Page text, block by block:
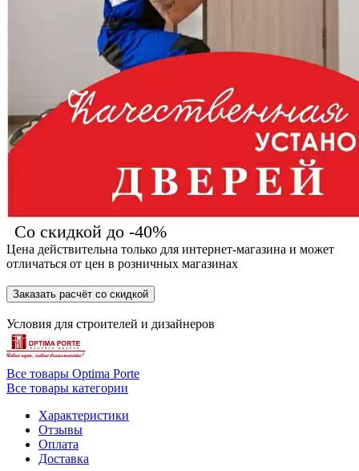
Со скидкой до -40%
Цена действительна только для интернет-магазина и может
отличаться от цен в розничных магазинах
Заказать расчёт со скидкой
Условия для строителей и дизайнеров
Все товары Optima Porte
Все товары категории
Характеристики
Отзывы
Оплата
Доставка